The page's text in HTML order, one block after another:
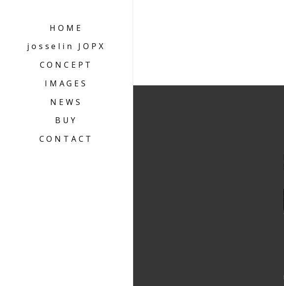
HOME
josselin JOPX
CONCEPT
IMAGES
NEWS
BUY
CONTACT